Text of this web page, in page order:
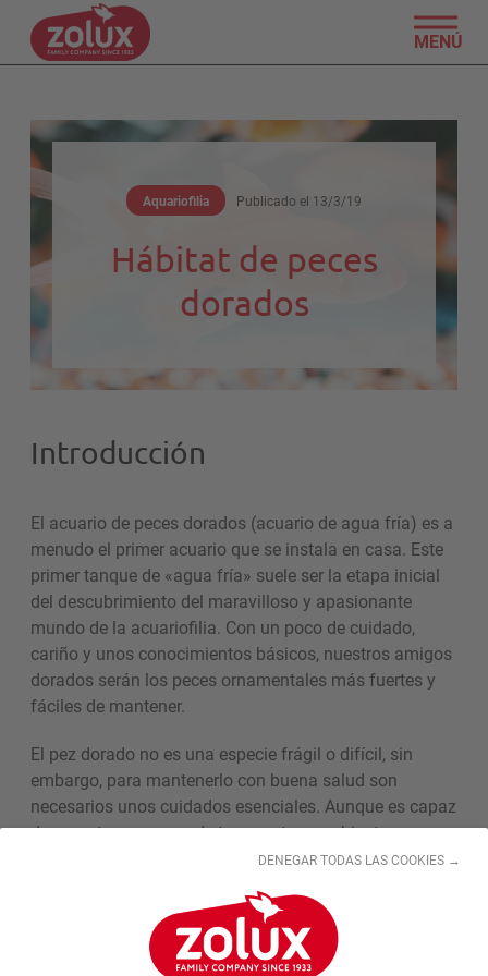
DENEGAR TODAS LAS COOKIES →
MENÚ
Aquariofilia Publicado el 13/3/19
Hábitat de peces
dorados
Introducción
El acuario de peces dorados (acuario de agua fría) es a
menudo el primer acuario que se instala en casa. Este
primer tanque de «agua fría» suele ser la etapa inicial
del descubrimiento del maravilloso y apasionante
mundo de la acuariofilia. Con un poco de cuidado,
cariño y unos conocimientos básicos, nuestros amigos
dorados serán los peces ornamentales más fuertes y
fáciles de mantener.
El pez dorado no es una especie frágil o difícil, sin
embargo, para mantenerlo con buena salud son
necesarios unos cuidados esenciales. Aunque es capaz
de soportar un rango de temperatura ambiente muy
amplio (con extremos de entre 3 y 28 °C), el rango de
(temperatura media de la casa).
Los peces dorados son omnívoros, son glotones y no